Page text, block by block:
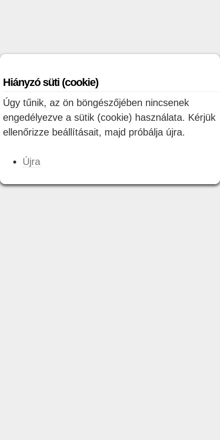
Hiányzó süti (cookie)
Úgy tűnik, az ön böngészőjében nincsenek
engedélyezve a sütik (cookie) használata. Kérjük
ellenőrizze beállításait, majd próbálja újra.
Újra